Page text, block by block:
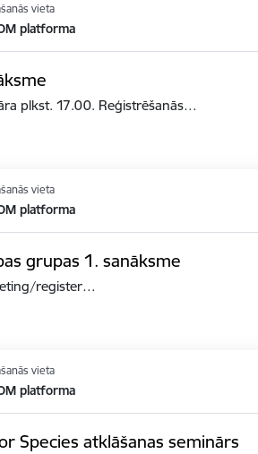
vieta
platforma
plkst. 17.00. Reģistrēšanās…
vieta
platforma
grupas 1. sanāksme
register…
vieta
platforma
Species atklāšanas seminārs